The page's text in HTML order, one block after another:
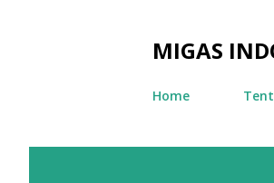
MIGAS
Home